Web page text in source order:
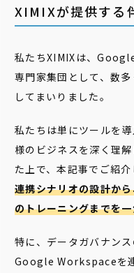
XIMIXが提供する
私たちXIMIXは、
専門家集団として、数
してまいりました。
私たちは単にツールを
様のビジネスを深く理
た上で、本記事でご紹
連携シナリオの設計か
のトレーニングまでを
特に、データガバナン
Google Workspaceを